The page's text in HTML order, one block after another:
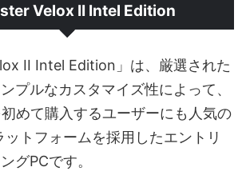
Velox II Intel Edition
II Intel Edition」は、厳選された
プルなカスタマイズ性によって、
めて購入するユーザーにも人気の
トフォームを採用したエントリ
グPCです。